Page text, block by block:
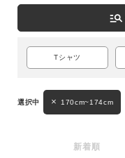
キーワード
性別
manage_search
Tシャツ
170cm~174cm
新着順